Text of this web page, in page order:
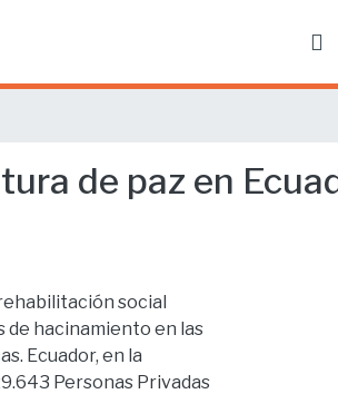
de paz en
social
de hacinamiento en las
Ecuador, en la
Personas Privadas